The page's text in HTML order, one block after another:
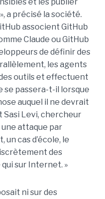
a précisé la société.
associent GitHub
Claude ou GitHub
de définir des
les agents
outils et effectuent
se passera-t-il lorsque
auquel il ne devrait
Sasi Levi, chercheur
une attaque par
cas d’école, le
des
sur Internet. »
ni sur des